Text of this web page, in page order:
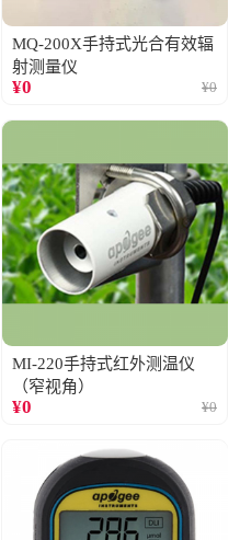
MQ-200X手持式光合有效辐
射测量仪
¥0 ¥0
MI-220手持式红外测温仪
（窄视角）
¥0 ¥0